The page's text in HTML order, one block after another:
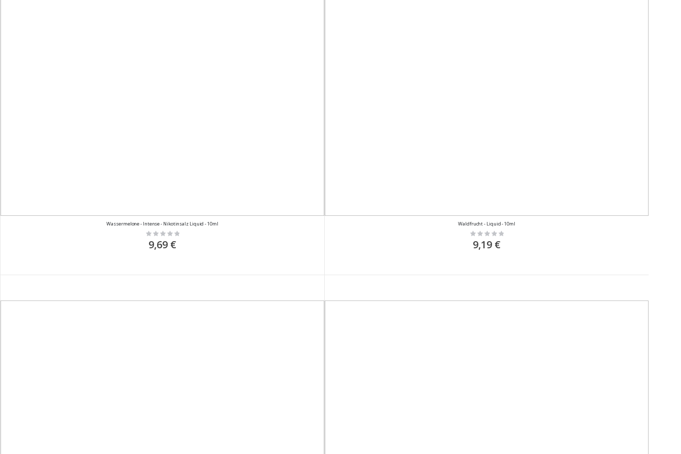
Wassermelone - Intense - Nikotinsalz Liquid - 10ml
Rating:
0%
9,69 €
Waldfrucht - Liquid - 10ml
Rating:
0%
9,19 €